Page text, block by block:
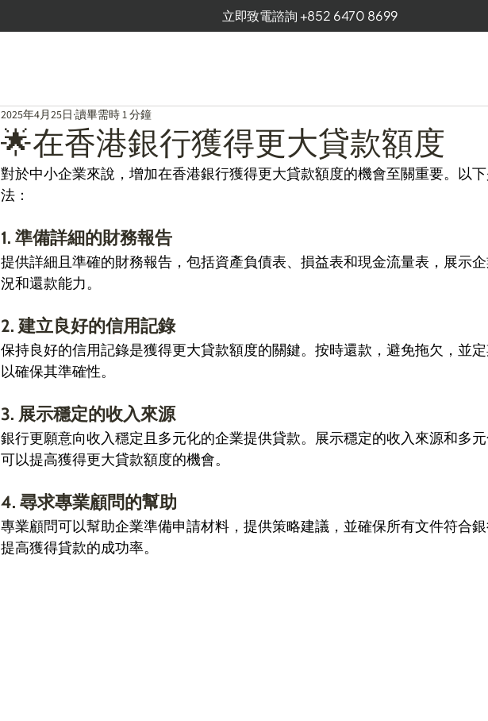
立即致電諮詢 +852 6470 8699
🌟在香港銀行獲得更大貸款額度
2025年4月25日 讀畢需時 1 分鐘
對於中小企業來說，增加在香港銀行獲得更大貸款額度的機會至關重要。以
法：
1. 準備詳細的財務報告
提供詳細且準確的財務報告，包括資產負債表、損益表和現金流量表，展示
況和還款能力。
2. 建立良好的信用記錄
保持良好的信用記錄是獲得更大貸款額度的關鍵。按時還款，避免拖欠，並
以確保其準確性。
3. 展示穩定的收入來源
銀行更願意向收入穩定且多元化的企業提供貸款。展示穩定的收入來源和多
可以提高獲得更大貸款額度的機會。
4. 尋求專業顧問的幫助
專業顧問可以幫助企業準備申請材料，提供策略建議，並確保所有文件符合
提高獲得貸款的成功率。